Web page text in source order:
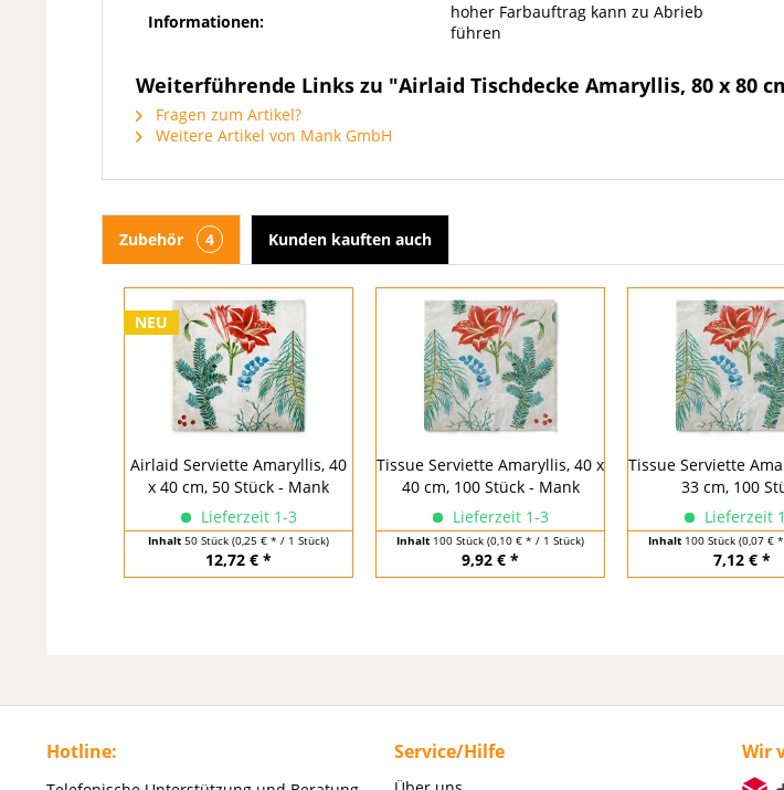
Informationen:
hoher Farbauftrag kann zu Abrieb
führen
Weiterführende Links zu "Airlaid Tischdecke Amaryllis, 80 x 80
Fragen zum Artikel?
Weitere Artikel von Mank GmbH
Zubehör 4 Kunden kauften auch
NEU
Airlaid Serviette Amaryllis, 40
x 40 cm, 50 Stück - Mank
Lieferzeit 1-3
Inhalt 50 Stück (0,25 € * / 1 Stück)
12,72 € *
Tissue Serviette Amaryllis, 40 x
40 cm, 100 Stück - Mank
Lieferzeit 1-3
Inhalt 100 Stück (0,10 € * / 1 Stück)
9,92 € *
Tissue Serviette
33 cm, 100
Lieferzeit
Inhalt 100 Stück (0,07 €
7,12 € *
Hotline: Service/Hilfe Wir